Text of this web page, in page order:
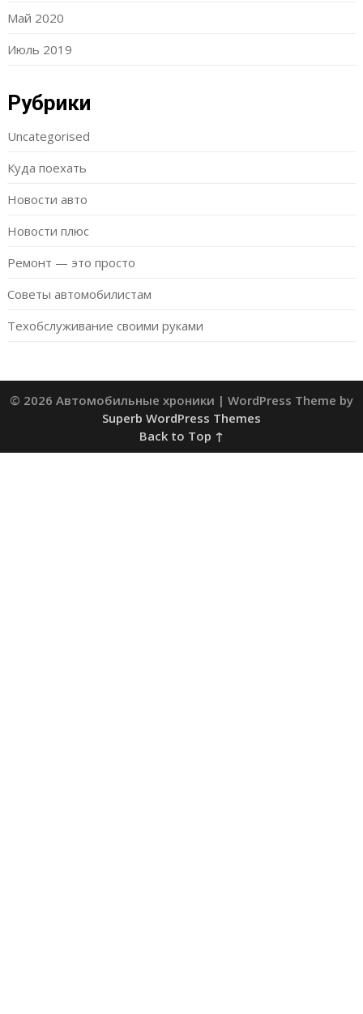
Май 2020
Июль 2019
Рубрики
Uncategorised
Куда поехать
Новости авто
Новости плюс
Ремонт — это просто
Советы автомобилистам
Техобслуживание своими руками
© 2026 Автомобильные хроники | WordPress Theme by
Superb WordPress Themes
Back to Top ↑